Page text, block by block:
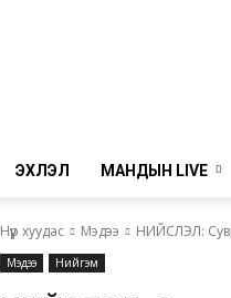
ЭХЛЭЛ МАНДЫН LIVE
Нүүр хуудас Мэдээ НИЙСЛЭЛ:
Мэдээ Нийгэм